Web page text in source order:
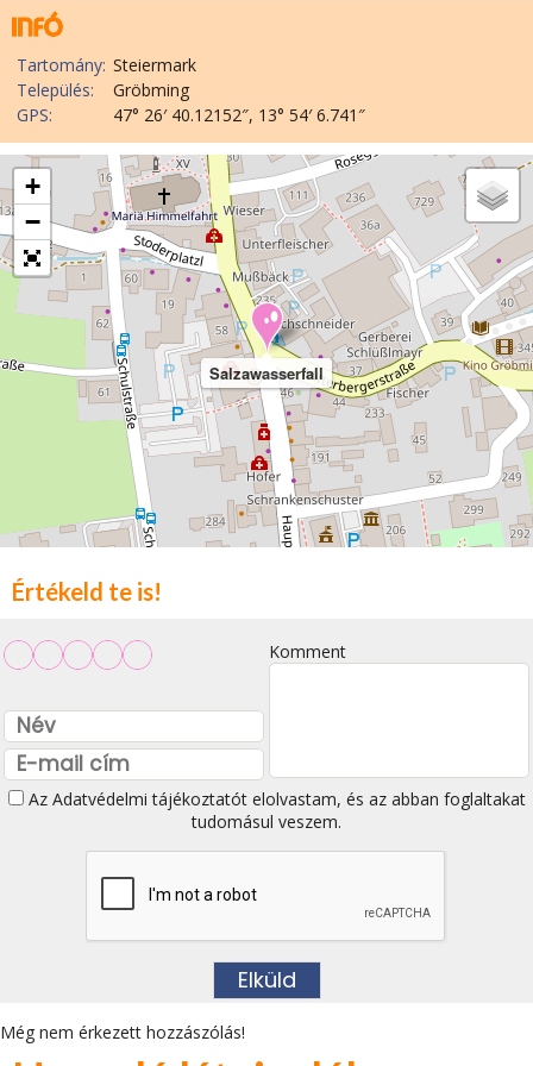
Tartomány: Steiermark
Település:
Gröbming
GPS:
47° 26′ 40.12152″, 13° 54′ 6.741″
Salzawasserfall
+
−
Értékeld te is!
Komment
Az Adatvédelmi tájékoztatótelolvastam, és az abban foglaltakat
tudomásul veszem.
Még nem érkezett hozzászólás!